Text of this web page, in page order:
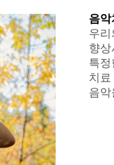
음악
우리
향상
특정
치료
음악